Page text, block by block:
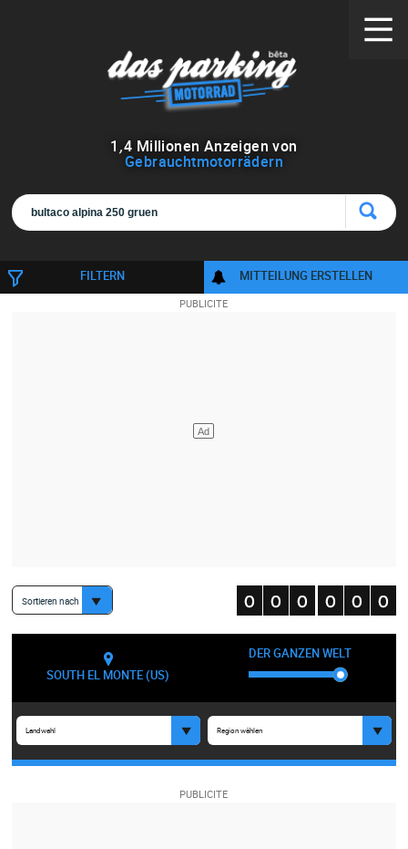
1 ,4 Millionen Anzeigen von
Gebrauchtmotorrädern
FILTERN MITTEILUNG ERSTELLEN
Sortieren nach
SOUTH EL MONTE (US)
DER GANZEN WELT
Landwahl Region wählen